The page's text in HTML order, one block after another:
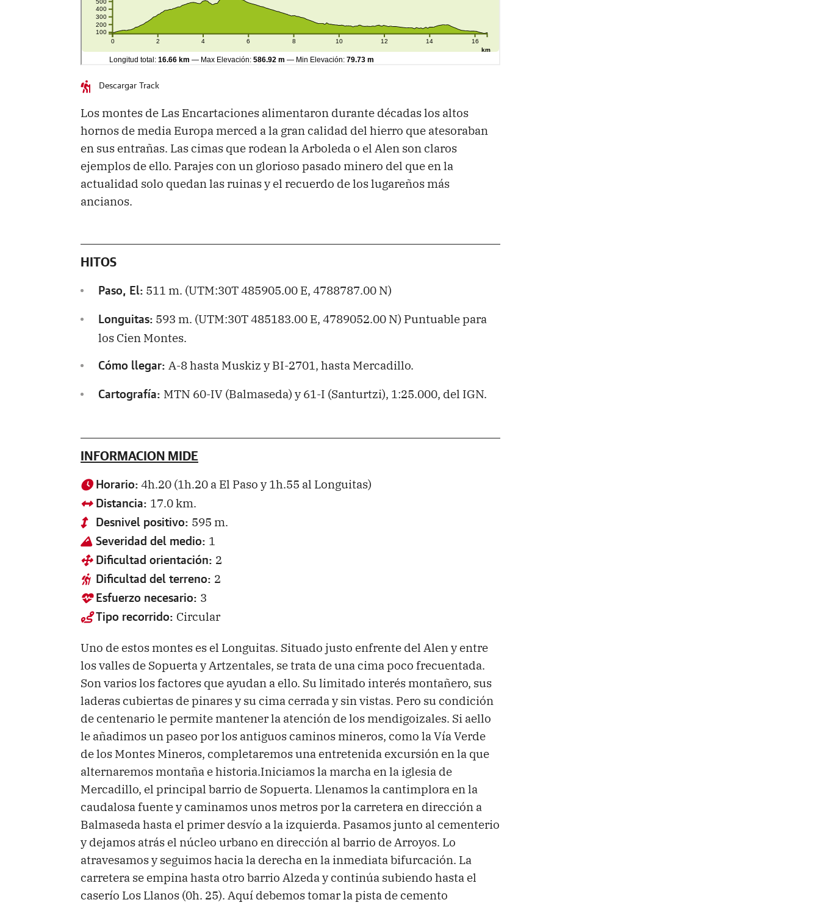
Descargar Track
Los montes de Las Encartaciones alimentaron durante décadas los altos
hornos de media Europa merced a la gran calidad del hierro que atesoraban
en sus entrañas. Las cimas que rodean la Arboleda o el Alen son claros
ejemplos de ello. Parajes con un glorioso pasado minero del que en la
actualidad solo quedan las ruinas y el recuerdo de los lugareños más
ancianos.
HITOS
Paso, El: 511 m. (UTM:30T 485905.00 E, 4788787.00 N)
Longuitas: 593 m. (UTM:30T 485183.00 E, 4789052.00 N) Puntuable para
los Cien Montes.
Cómo llegar: A-8 hasta Muskiz y BI-2701, hasta Mercadillo.
Cartografía: MTN 60-IV (Balmaseda) y 61-I (Santurtzi), 1:25.000, del IGN.
INFORMACION MIDE
Horario: 4h.20 (1h.20 a El Paso y 1h.55 al Longuitas)
Distancia: 17.0 km.
Desnivel positivo: 595 m.
Severidad del medio: 1
Dificultad orientación: 2
Dificultad del terreno: 2
Esfuerzo necesario: 3
Tipo recorrido: Circular
Uno de estos montes es el Longuitas. Situado justo enfrente del Alen y entre
los valles de Sopuerta y Artzentales, se trata de una cima poco frecuentada.
Son varios los factores que ayudan a ello. Su limitado interés montañero, sus
laderas cubiertas de pinares y su cima cerrada y sin vistas. Pero su condición
de centenario le permite mantener la atención de los mendigoizales. Si aello
le añadimos un paseo por los antiguos caminos mineros, como la Vía Verde
de los Montes Mineros, completaremos una entretenida excursión en la que
alternaremos montaña e historia.Iniciamos la marcha en la iglesia de
Mercadillo, el principal barrio de Sopuerta. Llenamos la cantimplora en la
caudalosa fuente y caminamos unos metros por la carretera en dirección a
Balmaseda hasta el primer desvío a la izquierda. Pasamos junto al cementerio
y dejamos atrás el núcleo urbano en dirección al barrio de Arroyos. Lo
atravesamos y seguimos hacia la derecha en la inmediata bifurcación. La
carretera se empina hasta otro barrio Alzeda y continúa subiendo hasta el
caserío Los Llanos (0h. 25). Aquí debemos tomar la pista de cemento